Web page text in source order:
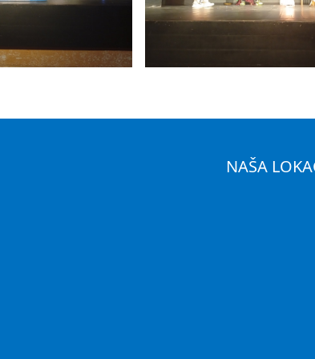
NAŠA